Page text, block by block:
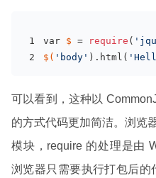
var $ = require (
$( 'body' ).html(
可以看到，这种以
的方式代码更加简洁。浏览
模块，require 的处理是由
浏览器只需要执行打包后的